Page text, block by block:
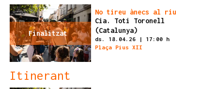
Finalitzat
No tireu ànecs al riu
Cia. Toti Toronell
(Catalunya)
ds. 18.04.26 | 17:00 h
Plaça Pius XII
Itinerant